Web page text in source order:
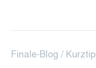
Finale-Blog